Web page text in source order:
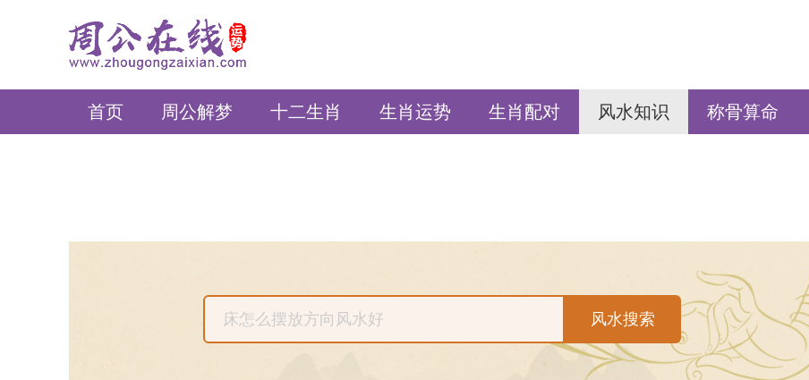
周公在线
首页 周公解梦 十二生肖 生肖运势 生肖配对 风水知识 称骨算命